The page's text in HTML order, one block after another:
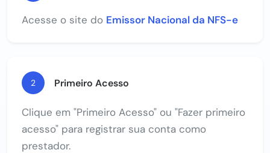
Acesse o site do Emissor Nacional da NFS-e
2 Primeiro Acesso
Clique em "Primeiro Acesso" ou "Fazer primeiro
acesso" para registrar sua conta como
prestador.